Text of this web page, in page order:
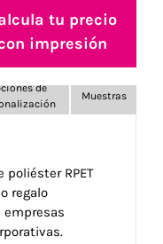
tu precio
impresión
de
Muestras
RPET
regalo
empresas